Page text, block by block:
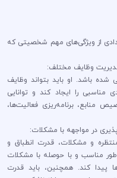
از ویژگی‌های مهم شخصیتی که
شده باشد. او باید بتواند وظایف
مناسبی را ایجاد کند و توانایی
منابع، برنامه‌ریزی فعالیت‌ها،
و مشکلات، قدرت انطباق و
طور مناسب و با حوصله با مشکلات
پیدا کند. همچنین، باید قدرت